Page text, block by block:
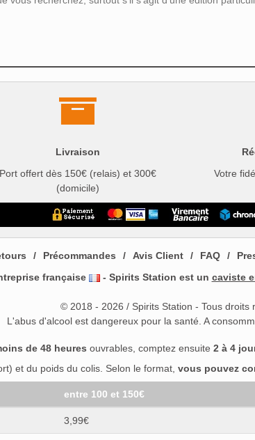
Livraison
Port offert dès 150€ (relais) et 300€
(domicile)
Votre
Précommandes Avis Client FAQ
française
- Spirits Station est un caviste
© 2018 - 2026 / Spirits Station - Tous droits
L'abus d'alcool est dangereux pour la santé. A
de 48 heures ouvrables, comptez ensuite 2 à 4
et du poids du colis. Selon le format, vous pouvez
entre 100 et 150€
3,99€